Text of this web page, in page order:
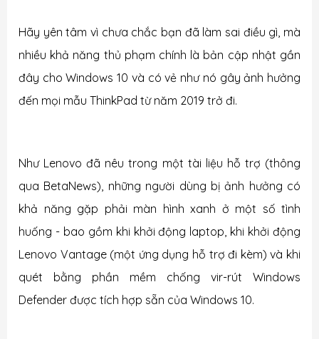
Hãy yên tâm vì chưa chắc bạn đã làm sai điều gì, mà
nhiều khả năng thủ phạm chính là bản cập nhật gần
đây cho Windows 10 và có vẻ như nó gây ảnh hưởng
đến mọi mẫu ThinkPad từ năm 2019 trở đi.
Như Lenovo đã nêu trong một tài liệu hỗ trợ (thông
qua BetaNews), những người dùng bị ảnh hưởng có
khả năng gặp phải màn hình xanh ở một số tình
huống - bao gồm khi khởi động laptop, khi khởi động
Lenovo Vantage (một ứng dụng hỗ trợ đi kèm) và khi
quét bằng phần mềm chống vir-rút Windows
Defender được tích hợp sẵn của Windows 10.